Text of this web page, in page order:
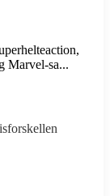
Marvel-sa...